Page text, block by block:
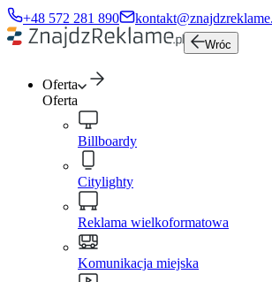
+48 572 281 890
Wróc
Oferta
Oferta
Billboardy
Citylighty
Reklama wielkoformatowa
Komunikacja miejska